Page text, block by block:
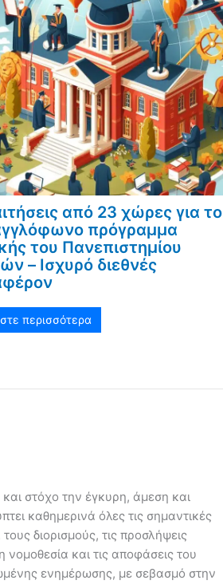
από 23 χώρες για το
πρόγραμμα
του Πανεπιστημίου
– Ισχυρό διεθνές
περισσότερα
στόχο την έγκυρη, άμεση και
καθημερινά όλες τις σημαντικές
διορισμούς, τις προσλήψεις
νομοθεσία και τις αποφάσεις του
ενημέρωσης, με σεβασμό στην